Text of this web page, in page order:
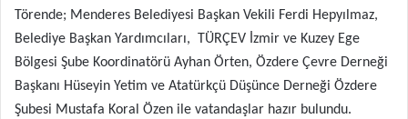
Törende; Menderes Belediyesi Başkan Vekili Ferdi Hepyılmaz,
Belediye Başkan Yardımcıları, TÜRÇEV İzmir ve Kuzey Ege
Bölgesi Şube Koordinatörü Ayhan Örten, Özdere Çevre Derneği
Başkanı Hüseyin Yetim ve Atatürkçü Düşünce Derneği Özdere
Şubesi Mustafa Koral Özen ile vatandaşlar hazır bulundu.